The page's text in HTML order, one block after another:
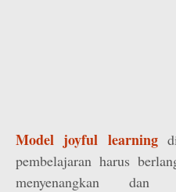
Model joyful learning
pembelajaran harus
menyenangkan dan